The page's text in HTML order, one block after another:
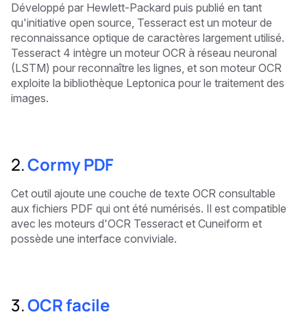
Développé par Hewlett-Packard puis publié en tant
qu'initiative open source, Tesseract est un moteur de
reconnaissance optique de caractères largement utilisé.
Tesseract 4 intègre un moteur OCR à réseau neuronal
(LSTM) pour reconnaître les lignes, et son moteur OCR
exploite la bibliothèque Leptonica pour le traitement des
images.
2.Cormy PDF
Cet outil ajoute une couche de texte OCR consultable
aux fichiers PDF qui ont été numérisés. Il est compatible
avec les moteurs d'OCR Tesseract et Cuneiform et
possède une interface conviviale.
3.OCR facile